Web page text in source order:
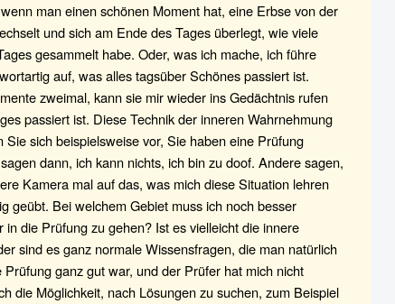
man einen schönen Moment hat, eine Erbse von der
und sich am Ende des Tages überlegt, wie viele
gesammelt habe. Oder, was ich mache, ich führe
auf, was alles tagsüber Schönes passiert ist.
zweimal, kann sie mir wieder ins Gedächtnis rufen
passiert ist. Diese Technik der inneren Wahrnehmung
sich beispielsweise vor, Sie haben eine Prüfung
dann, ich kann nichts, ich bin zu doof. Andere sagen,
Kamera mal auf das, was mich diese Situation lehren
geübt. Bei welchem Gebiet muss ich noch besser
die Prüfung zu gehen? Ist es vielleicht die innere
sind es ganz normale Wissensfragen, die man natürlich
ganz gut war, und der Prüfer hat mich nicht
die Möglichkeit, nach Lösungen zu suchen, zum Beispiel